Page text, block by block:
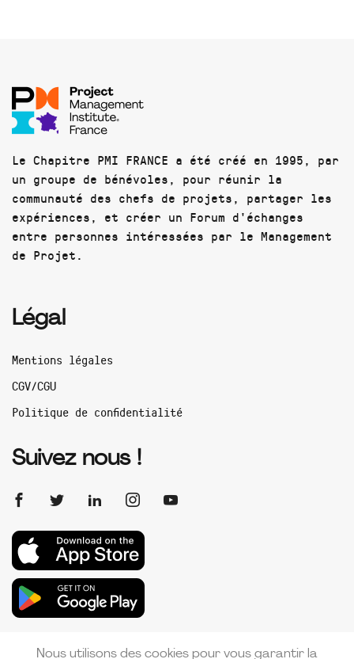
Le Chapitre PMI FRANCE a été créé en 1995, par
un groupe de bénévoles, pour réunir la
communauté des chefs de projets, partager les
expériences, et créer un Forum d'échanges
entre personnes intéressées par le Management
de Projet.
Légal
Mentions légales
CGV/CGU
Politique de confidentialité
Suivez nous !
Nous utilisons des cookies pour vous garantir la